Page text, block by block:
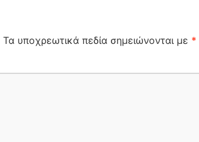
Τα υποχρεωτικά πεδία σημειώνονται με *